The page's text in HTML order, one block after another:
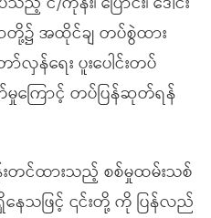
တို့၌ အထိုင်ချ တပ်စွဲထား
န်ရေး ပူးပေါင်းတပ်
မှုကြောင့် တပ်ပြန်ဆုတ်ရန်
တင်ထားသည့် စစ်မှုထမ်းသစ်
ရှိနေသဖြင့် ၎င်းတို့ ကို ပြန်လည်